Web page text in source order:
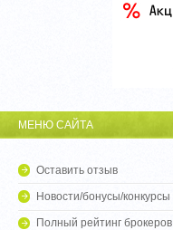
МЕНЮ САЙТА
Оставить отзыв
Новости/бонусы/конкурсы
Полный рейтинг брокеров